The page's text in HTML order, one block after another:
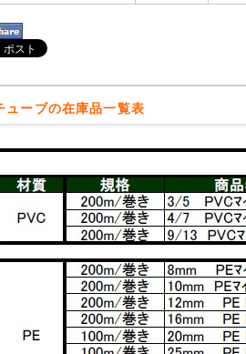
ューブの在庫品一覧表